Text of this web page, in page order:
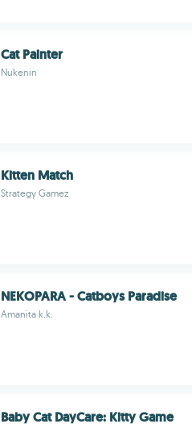
Cat Painter
Nukenin
Kitten Match
Strategy Gamez
NEKOPARA - Catboys Paradise
Amanita k.k.
Baby Cat DayCare: Kitty Game